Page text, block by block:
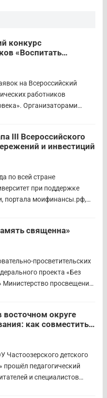
конкурс
«Воспитать
на Всероссийский
работников
Организаторами
детства, семьи и
детско-юношеский
пройдет до 26 июля
конкурса могут
III Всероссийского
и инвестиций
по всей стране
при поддержке
портала моифинансы.рф,
сбережений и
области
16 семей-
дальше
священна»
просветительских
проекта «Без
Министерство просвещения
акцию «Память
2026 года Россия
начала Великой
восточном округе
как совместить
детского
прошёл педагогический
и специалистов